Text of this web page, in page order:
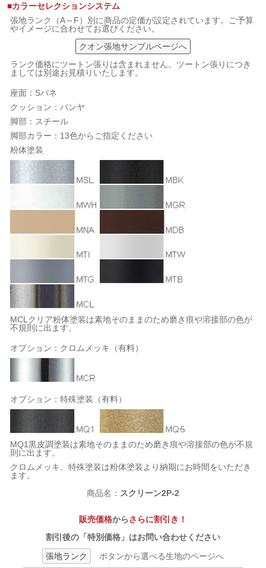
■カラーセレクションシステム
張地ランク（A～F）別に商品の定価が設定されています。ご予算
やイメージに合わせてお選びください。
クオン張地サンプルページへ
ランク価格にツートン張りは含まれません。ツートン張りにつき
ましては別途お見積りいたします。
座面：Sバネ
クッション：パンヤ
脚部：スチール
脚部カラー：13色からご指定ください
粉体塗装
MCLクリア粉体塗装は素地そのままのため磨き痕や溶接部の色が
不規則に出ます。
オプション：クロムメッキ（有料）
オプション：特殊塗装（有料）
MQ1黒皮調塗装は素地そのままのため磨き痕や溶接部の色が不規
則に出ます。
クロムメッキ、特殊塗装は粉体塗装より納期にお時間をいただき
ます。
商品名： スクリーン2P-2
販売価格からさらに割引き！
割引後の「特別価格」はお問い合わせください
張地ランク
ボタンから選べる生地のページへ